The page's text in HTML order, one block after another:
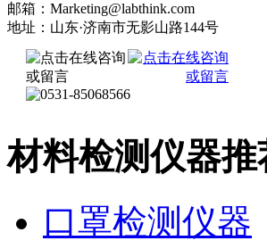
邮箱：Marketing@labthink.com
地址：山东·济南市无影山路144号
材料检测仪器推
口罩检测仪器